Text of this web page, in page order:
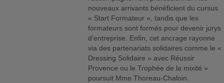
nouveaux arrivants bénéficient du cursus
« Start Formateur », tandis que les
formateurs sont formés pour devenir jurys
d’entreprise. Enfin, cet ancrage rayonne
via des partenariats solidaires comme le «
Dressing Solidaire » avec Réussir
Provence ou le Trophée de la mixité »
poursuit Mme Thoreau-Chaloin.